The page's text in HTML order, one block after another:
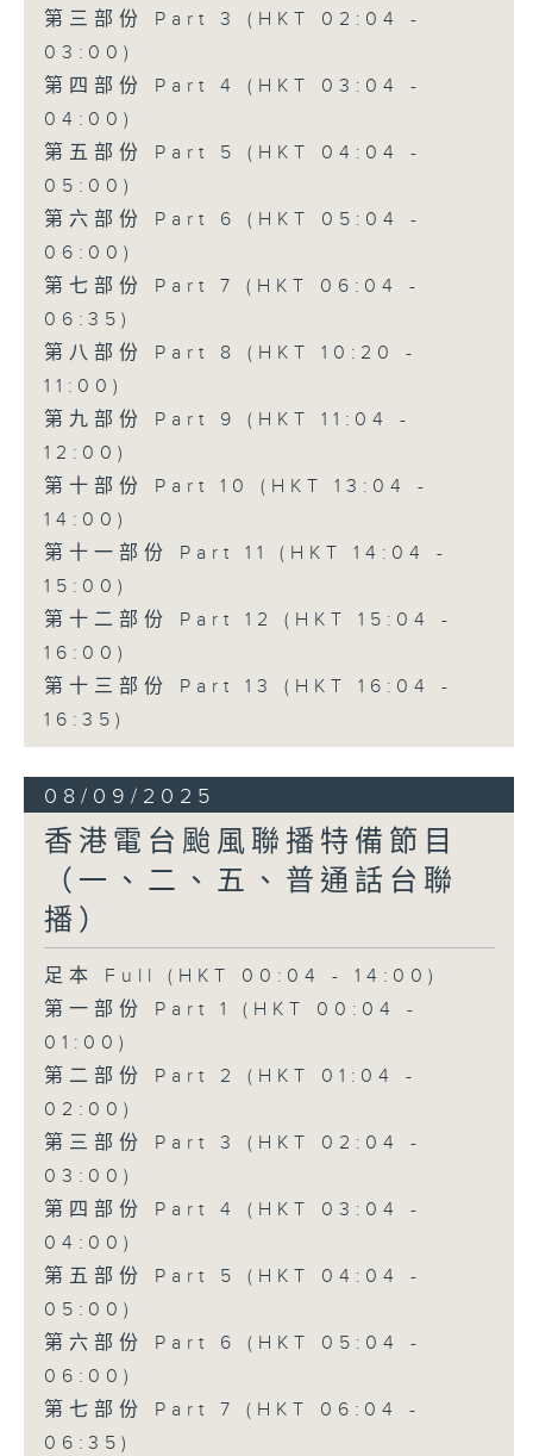
第三部份 Part 3 (HKT 02:04 -
03:00)
第四部份 Part 4 (HKT 03:04 -
04:00)
第五部份 Part 5 (HKT 04:04 -
05:00)
第六部份 Part 6 (HKT 05:04 -
06:00)
第七部份 Part 7 (HKT 06:04 -
06:35)
第八部份 Part 8 (HKT 10:20 -
11:00)
第九部份 Part 9 (HKT 11:04 -
12:00)
第十部份 Part 10 (HKT 13:04 -
14:00)
第十一部份 Part 11 (HKT 14:04 -
15:00)
第十二部份 Part 12 (HKT 15:04 -
16:00)
第十三部份 Part 13 (HKT 16:04 -
16:35)
08/09/2025
香港電台颱風聯播特備節目
（一、二、五、普通話台聯
播）
足本 Full (HKT 00:04 - 14:00)
第一部份 Part 1 (HKT 00:04 -
01:00)
第二部份 Part 2 (HKT 01:04 -
02:00)
第三部份 Part 3 (HKT 02:04 -
03:00)
第四部份 Part 4 (HKT 03:04 -
04:00)
第五部份 Part 5 (HKT 04:04 -
05:00)
第六部份 Part 6 (HKT 05:04 -
06:00)
第七部份 Part 7 (HKT 06:04 -
06:35)